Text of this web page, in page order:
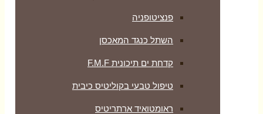
‏פנציטופניה
השתל כנגד המאכסן
קדחת ים תיכונית F.M.F
טיפול טבעי בקוליטיס כיבית
ראומטואיד ארתריטיס